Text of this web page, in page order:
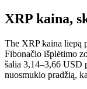
XRP kaina,
The XRP kaina liepą
Fibonačio išplėtimo
šalia 3,14–3,66 USD
nuosmukio pradžią,